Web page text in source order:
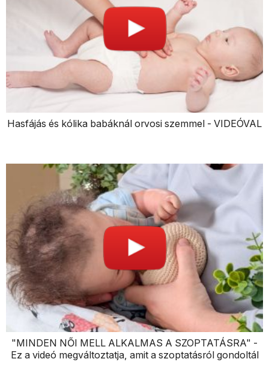
Hasfájás és kólika babáknál orvosi szemmel - VIDEÓVAL
"MINDEN NŐI MELL ALKALMAS A SZOPTATÁSRA" -
Ez a videó megváltoztatja, amit a szoptatásról gondoltál